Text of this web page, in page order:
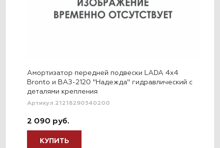
Амортизатор передней подвески LADA 4x4
Bronto и ВАЗ-2120 "Надежда" гидравлический с
деталями крепления
Артикул 21218290540200
2 090 руб.
КУПИТЬ